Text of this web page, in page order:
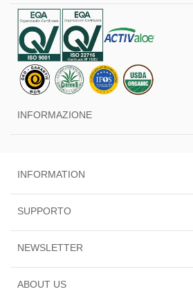
INFORMAZIONE
INFORMATION
SUPPORTO
NEWSLETTER
ABOUT US